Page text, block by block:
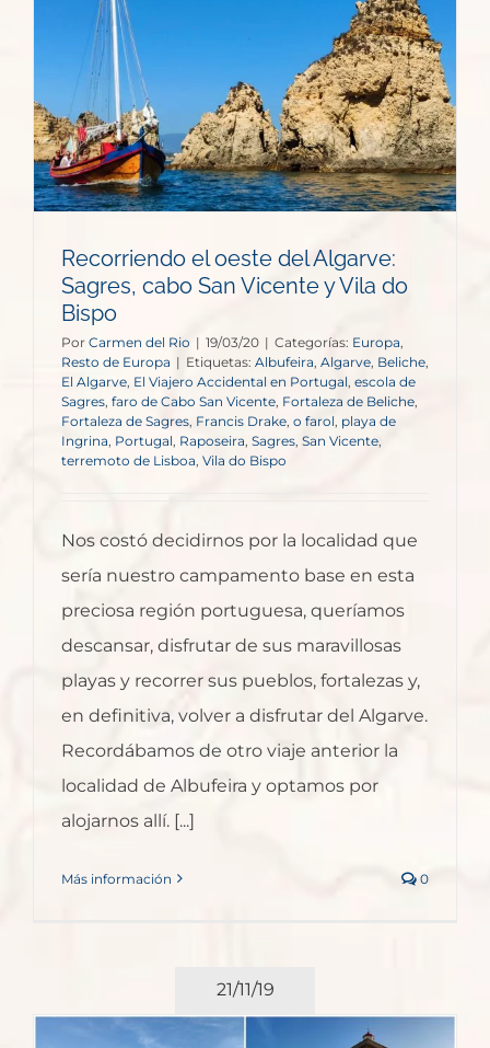
Recorriendo el oeste del Algarve:
Sagres, cabo San Vicente y Vila do
Bispo
Por Carmen del Rio | 19/03/20 | Categorías: Europa
Resto de Europa | Etiquetas: Albufeira Algarve Beliche
El Algarve, El Viajero Accidental en Portugal, escola de
Sagres, faro de Cabo San Vicente Fortaleza de Beliche
Fortaleza de Sagres, Francis Drake o farol, playa de
Ingrina Portugal, Raposeira, Sagres San Vicente,
terremoto de Lisboa Vila do Bispo
Nos costó decidirnos por la localidad que
sería nuestro campamento base en esta
preciosa región portuguesa, queríamos
descansar, disfrutar de sus maravillosas
playas y recorrer sus pueblos, fortalezas y,
en definitiva, volver a disfrutar del Algarve.
Recordábamos de otro viaje anterior la
localidad de Albufeira y optamos por
alojarnos allí. [...]
Más información 0
21/11/19